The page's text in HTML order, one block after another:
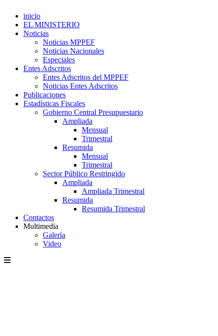
inicio
EL MINISTERIO
Noticias
Noticias MPPEF
Noticias Nacionales
Especiales
Entes Adscritos
Entes Adscritos del MPPEF
Noticias Entes Adscritos
Publicaciones
Estadísticas Fiscales
Gobierno Central Presupuestario
Ampliada
Mensual
Trimestral
Resumida
Mensual
Trimestral
Sector Público Restringido
Ampliada
Ampliada Trimestral
Resumida
Resumida Trimestral
Contactos
Multimedia
Galería
Video